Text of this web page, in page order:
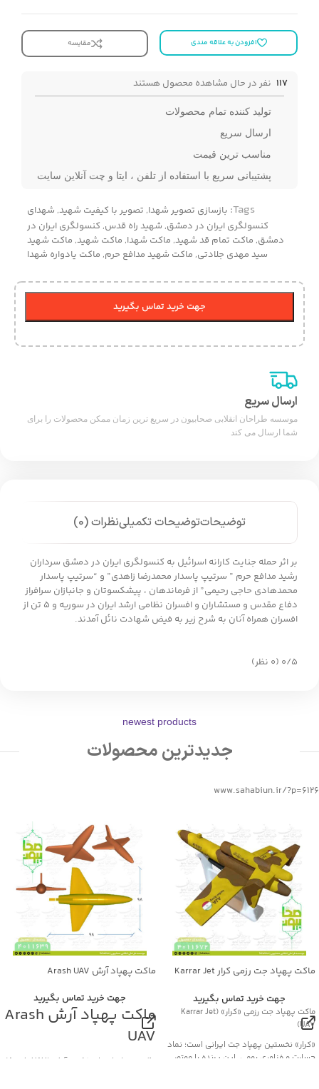
افزودن به علاقه مندی مقایسه
117 نفر در حال مشاهده محصول هستند
تولید کننده تمام محصولات
ارسال سریع
مناسب ترین قیمت
پشتیبانی سریع با استفاده از تلفن ، ایتا و چت آنلاین سایت
Tags: بازسازی تصویر شهدا, تصویر با کیفیت شهید, شهدای
کنسولگری ایران در دمشق, شهید راه قدس, کنسولگری ایران در
دمشق, ماکت تمام قد شهید, ماکت شهدا, ماکت شهید, ماکت شهید
سید مهدی جلادتی, ماکت شهید مدافع حرم, ماکت یادواره شهدا
جهت خرید تماس بگیرید
ارسال سریع
موسسه طراحان انقلابی صحابیون در سریع ترین زمان ممکن محصولات را برای
شما ارسال می کند
توضیحاتتوضیحات تکمیلینظرات (0)
بر اثر حمله جنایت کارانه اسرائیل به کنسولگری ایران در دمشق سرداران
رشید مدافع حرم ” سرتیپ پاسدار محمدرضا زاهدی” و “سرتیپ پاسدار
محمدهادی حاجی رحیمی” از فرماندهان ، پیشکسوتان و جانبازان سرافراز
دفاع مقدس و مستشاران و افسران نظامی ارشد ایران در سوریه و ۵ تن از
افسران همراه آنان به شرح زیر به فیض شهادت نائل آمدند.
‫۰/۵ ‫(۰ نظر)
newest products
جدیدترین محصولات
www.sahabiun.ir/?p=6126
ماکت پهپاد جت رزمی کرار Karrar Jet
جهت خرید تماس بگیرید
ماکت پهپاد جت رزمی «کرار» (Karrar Jet
UAV)
«کرار» نخستین پهپاد جت ایرانی است؛ نماد
جسارت و فناوری بومی. این پرنده با موتور
ماکت پهپاد آرش Arash UAV
جهت خرید تماس بگیرید
ماکت پهپاد آرش Arash
UAV
ماکت پهپاد انتحاری/کروز آرش (Arash UAV)